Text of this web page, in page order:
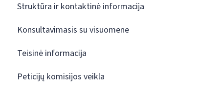
Struktūra ir kontaktinė informacija
Konsultavimasis su visuomene
Teisinė informacija
Peticijų komisijos veikla